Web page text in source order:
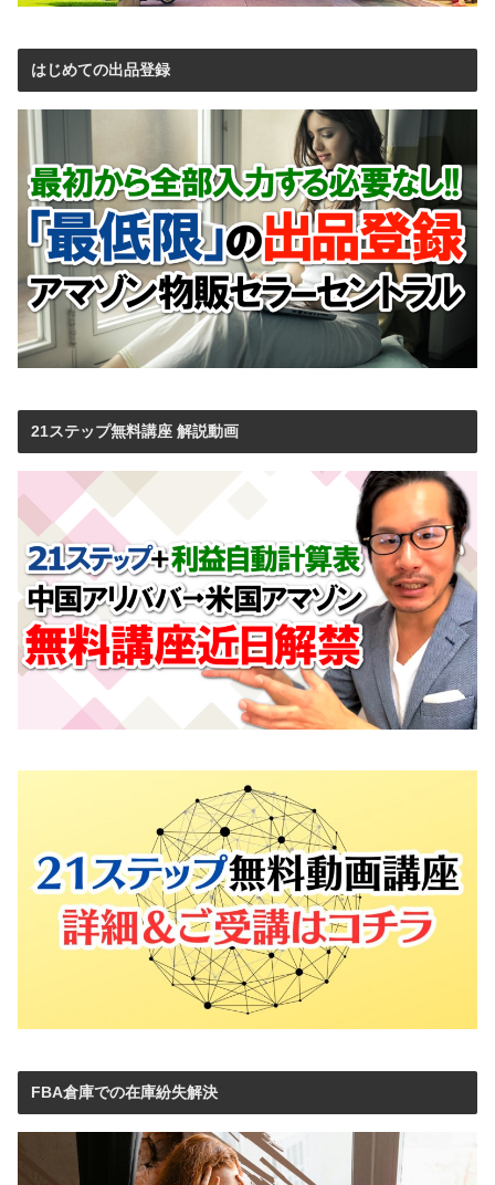
はじめての出品登録
21ステップ無料講座 解説動画
FBA倉庫での在庫紛失解決